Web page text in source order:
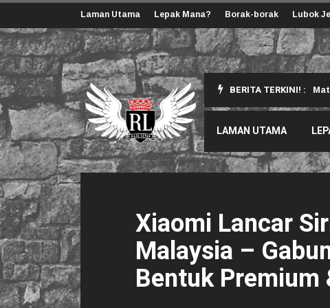
Laman Utama Lepak Mana? Borak-borak Lubok
BERITA TERKINI! :
Korang Perlu Tahu
LAMAN UTAMA
Xiaomi Lancar
Malaysia –
Bentuk